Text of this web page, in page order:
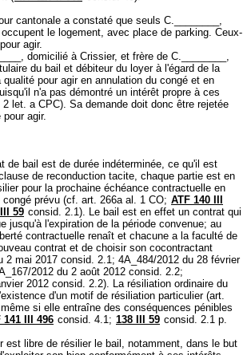
cantonale a constaté que seuls C.________,
le logement, avec place de parking. Ceux-
agir.
domicilié à Crissier, et frère de C.________,
du bail et débiteur du loyer à l'égard de la
qualité pour agir en annulation du congé et en
n'a pas démontré un intérêt propre à ces
2 let. a CPC). Sa demande doit donc être rejetée
agir.
de bail est de durée indéterminée, ce qu'il est
de reconduction tacite, chaque partie est en
pour la prochaine échéance contractuelle en
prévu (cf. art. 266a al. 1 CO; ATF 140 III
59 consid. 2.1). Le bail est en effet un contrat qui
jusqu'à l'expiration de la période convenue; au
contractuelle renaît et chacune a la faculté de
contrat et de choisir son cocontractant
2 mai 2017 consid. 2.1; 4A_484/2012 du 28 février
2012 du 2 août 2012 consid. 2.2;
2012 consid. 2.2). La résiliation ordinaire du
d'un motif de résiliation particulier (art.
si elle entraîne des conséquences pénibles
141 III 496 consid. 4.1; 138 III 59 consid. 2.1 p.
est libre de résilier le bail, notamment, dans le but